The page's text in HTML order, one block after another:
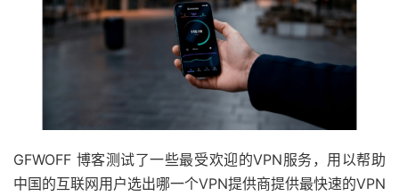
GFWOFF 博客测试了一些最受欢迎的VPN服务，用以帮助
中国的互联网用户选出哪一个VPN提供商提供最快速的VPN